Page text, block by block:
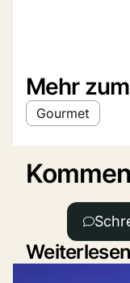
Mehr
Gourmet
Weiterlesen